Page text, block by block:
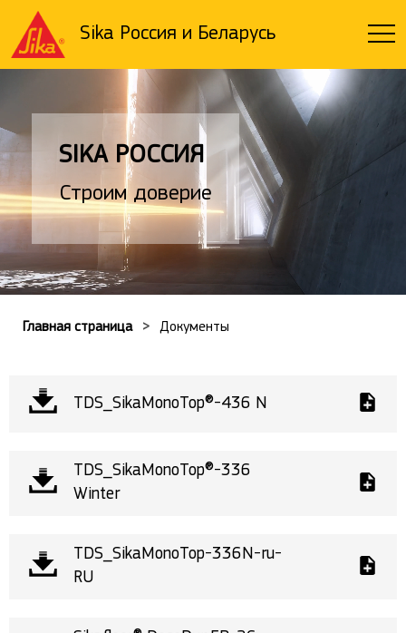
Sika Россия и Беларусь
SIKA РОССИЯ
Строим доверие
Главная страница Документы
TDS_SikaMonoTop®-436 N
TDS_SikaMonoTop®-336
Winter
TDS_SikaMonoTop-336N-ru-
RU